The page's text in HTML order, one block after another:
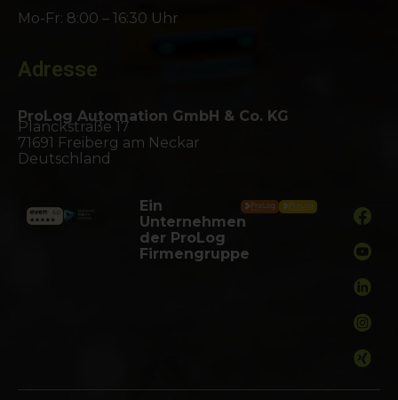
Mo-Fr: 8:00 – 16:30 Uhr
Adresse
ProLog Automation GmbH & Co. KG
Planckstraße 17
71691 Freiberg am Neckar
Deutschland
Ein
Unternehmen
der ProLog
Firmengruppe